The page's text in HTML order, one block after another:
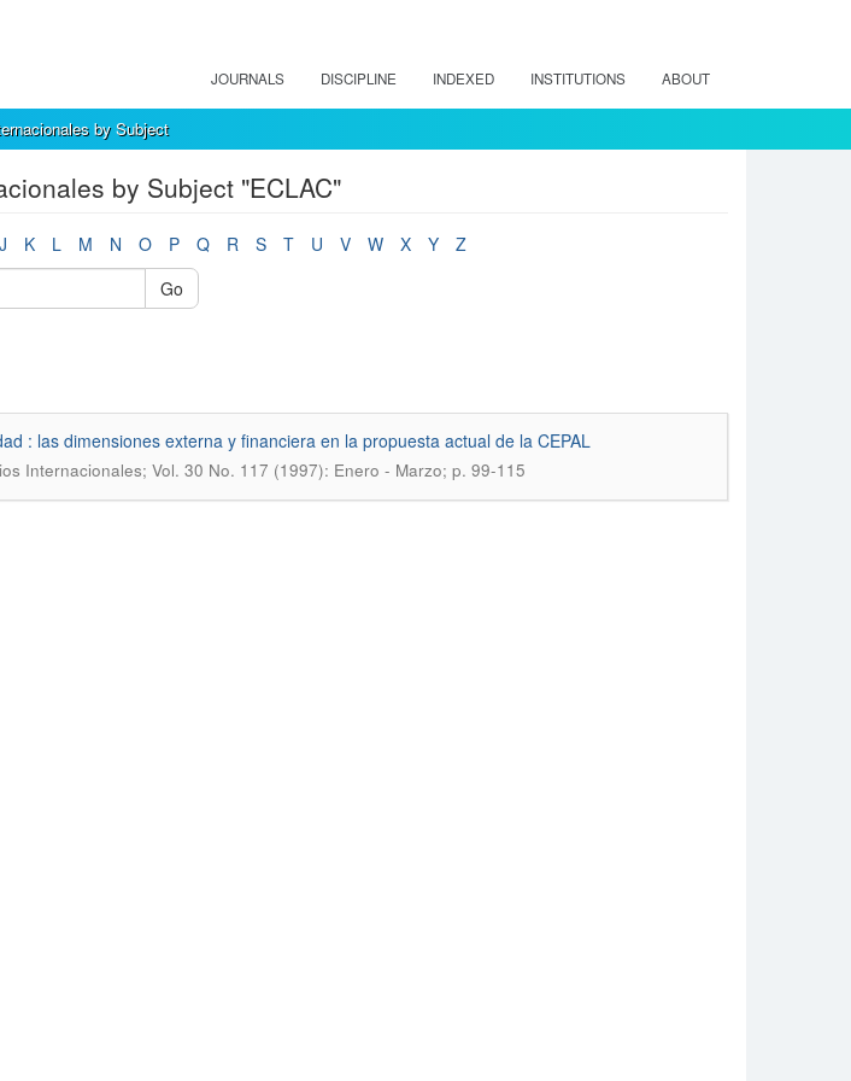
JOURNALS DISCIPLINE INDEXED INSTITUTIONS ABOUT
by Subject
by Subject "ECLAC"
J K L M N O P Q R S T U V W X Y
Z
Go
: las dimensiones externa y financiera en la propuesta actual de la CEPAL
Internacionales; Vol. 30 No. 117 (1997): Enero - Marzo; p. 99-115